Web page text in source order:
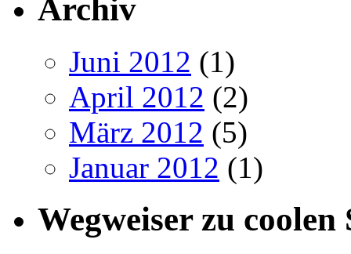
Archiv
Juni 2012 (1)
April 2012 (2)
März 2012 (5)
Januar 2012 (1)
Wegweiser zu coolen